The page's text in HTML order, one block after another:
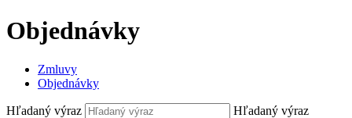
Objednávky
Zmluvy
Objednávky
Hľadaný výraz Hľadaný výraz